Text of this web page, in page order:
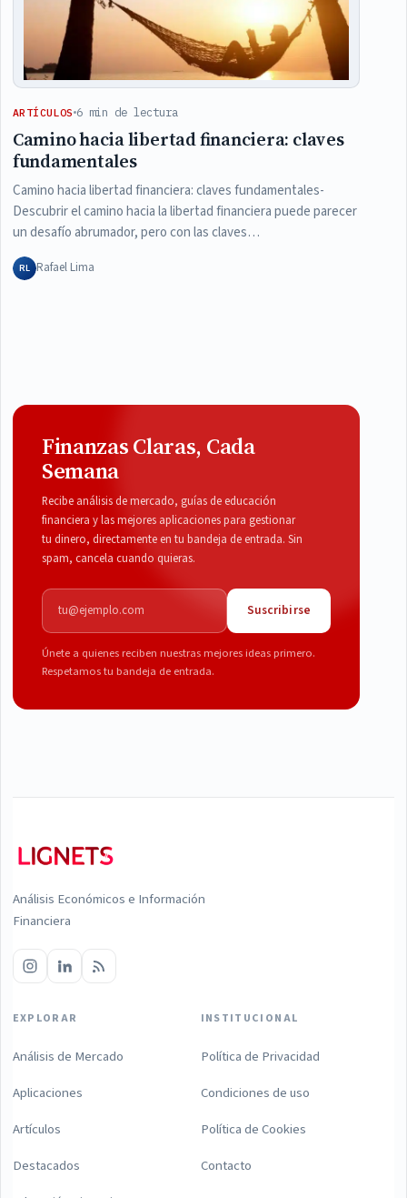
ARTÍCULOS 6 min de lectura
Camino hacia libertad financiera: claves
fundamentales
Camino hacia libertad financiera: claves fundamentales-
Descubrir el camino hacia la libertad financiera puede parecer
un desafío abrumador, pero con las claves…
RL Rafael Lima
Finanzas Claras, Cada
Semana
Recibe análisis de mercado, guías de educación
financiera y las mejores aplicaciones para gestionar
tu dinero, directamente en tu bandeja de entrada. Sin
spam, cancela cuando quieras.
Correo electrónico
Suscribirse
Únete a quienes reciben nuestras mejores ideas primero.
Respetamos tu bandeja de entrada.
Análisis Económicos e Información
Financiera
EXPLORAR
Análisis de Mercado
Aplicaciones
Artículos
Destacados
INSTITUCIONAL
Política de Privacidad
Condiciones de uso
Política de Cookies
Contacto